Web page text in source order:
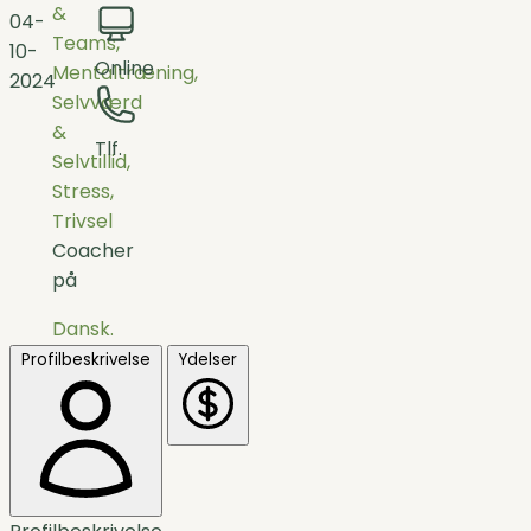
04-
10-
2024
&
Teams,
Mentaltræning,
Selvværd
&
Selvtillid,
Stress,
Trivsel
Coacher
på
Dansk.
Online
Tlf.
Profilbeskrivelse Ydelser